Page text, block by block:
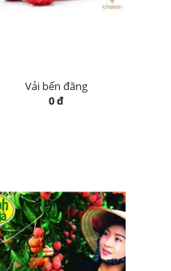
Vải bến đăng
0 đ